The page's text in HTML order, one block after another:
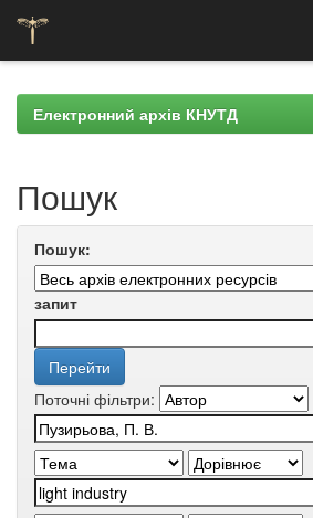
navigationЕлектронний архів КНУТД
Пошук
Пошук:
запит
Поточні фільтри: